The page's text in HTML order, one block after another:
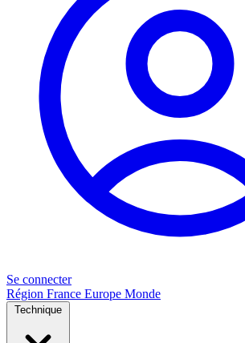
Se connecter
Région France Europe Monde
Technique